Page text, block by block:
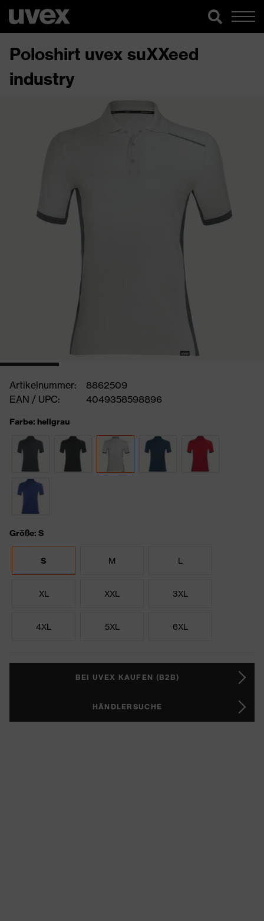
Poloshirt uvex suXXeed
industry
Artikelnummer:
8862509
EAN / UPC:
4049358598896
Farbe: hellgrau
Größe: S
S M L
XL XXL 3XL
4XL 5XL 6XL
BEI UVEX KAUFEN (B2B)
HÄNDLERSUCHE